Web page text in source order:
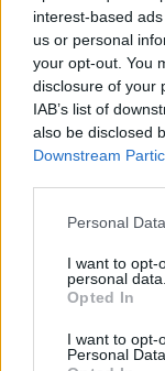
interest-based
us or personal
your opt-out. You
disclosure of your
IAB’s list of
also be disclosed
Downstream
Personal
I want to opt-
personal data.
Opted In
I want to opt-
Personal Data.
Dire «merci»